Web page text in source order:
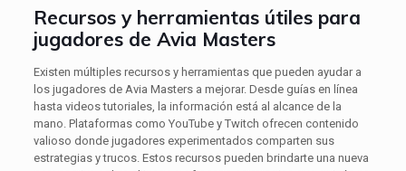
Recursos y herramientas útiles para
jugadores de Avia Masters
Existen múltiples recursos y herramientas que pueden ayudar a
los jugadores de Avia Masters a mejorar. Desde guías en línea
hasta videos tutoriales, la información está al alcance de la
mano. Plataformas como YouTube y Twitch ofrecen contenido
valioso donde jugadores experimentados comparten sus
estrategias y trucos. Estos recursos pueden brindarte una nueva